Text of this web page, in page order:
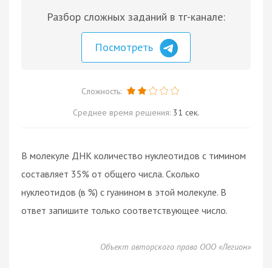
Разбор сложных заданий в тг-канале:
Посмотреть
Сложность:
Среднее время решения: 31 сек.
В молекуле ДНК количество нуклеотидов с тимином
составляет 35% от общего числа. Сколько
нуклеотидов (в %) с гуанином в этой молекуле. В
ответ запишите только соответствующее число.
Объект авторского права ООО «Легион»